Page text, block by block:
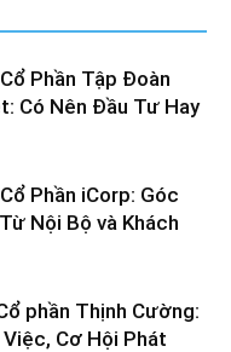
Phần Tập Đoàn
Có Nên Đầu Tư Hay
Phần iCorp: Góc
Nội Bộ và Khách
phần Thịnh Cường:
Cơ Hội Phát